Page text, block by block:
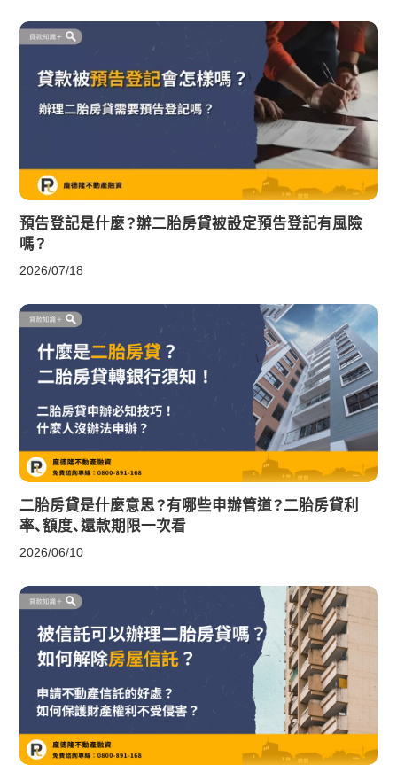
預告登記是什麼？辦二胎房貸被設定預告登記有風險
嗎？
2026/07/18
二胎房貸是什麼意思？有哪些申辦管道？二胎房貸利
率、額度、還款期限一次看
2026/06/10